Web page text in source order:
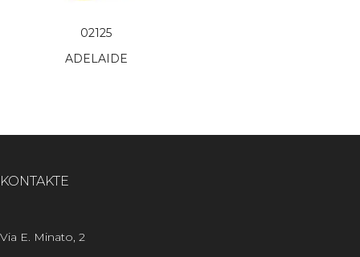
02125
ADELAIDE
KONTAKTE
Via E. Minato, 2